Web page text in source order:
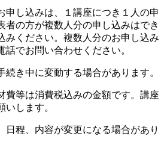
し込みは、１講座につき１人の申
者の方が複数人分の申し込みはでき
みください。複数人分のお申し込み
話でお問い合わせください。
き中に変動する場合があります。
等は消費税込みの金額です。講座
いします。
程、内容が変更になる場合があり